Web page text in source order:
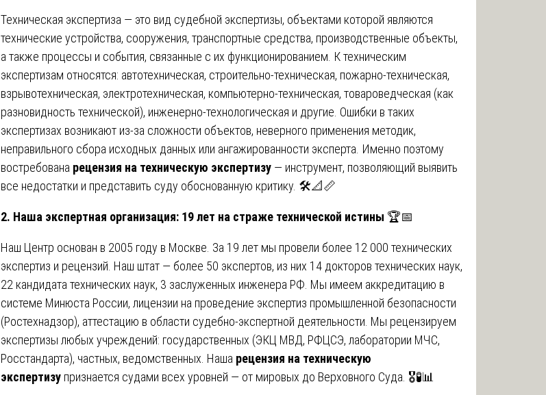
Техническая экспертиза — это вид судебной экспертизы, объектами которой являются
технические устройства, сооружения, транспортные средства, производственные объекты,
а также процессы и события, связанные с их функционированием. К техническим
экспертизам относятся: автотехническая, строительно-техническая, пожарно-техническая,
взрывотехническая, электротехническая, компьютерно-техническая, товароведческая (как
разновидность технической), инженерно-технологическая и другие. Ошибки в таких
экспертизах возникают из-за сложности объектов, неверного применения методик,
неправильного сбора исходных данных или ангажированности эксперта. Именно поэтому
востребована рецензия на техническую экспертизу — инструмент, позволяющий выявить
все недостатки и представить суду обоснованную критику. 🛠️📐📏
2. Наша экспертная организация: 19 лет на страже технической истины 🏆📅
Наш Центр основан в 2005 году в Москве. За 19 лет мы провели более 12 000 технических
экспертиз и рецензий. Наш штат — более 50 экспертов, из них 14 докторов технических наук,
22 кандидата технических наук, 3 заслуженных инженера РФ. Мы имеем аккредитацию в
системе Минюста России, лицензии на проведение экспертиз промышленной безопасности
(Ростехнадзор), аттестацию в области судебно-экспертной деятельности. Мы рецензируем
экспертизы любых учреждений: государственных (ЭКЦ МВД, РФЦСЭ, лаборатории МЧС,
Росстандарта), частных, ведомственных. Наша рецензия на техническую
экспертизу признается судами всех уровней — от мировых до Верховного Суда. 🎖️🧪📊